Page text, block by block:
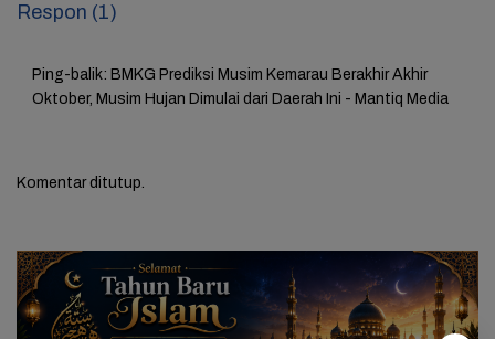
Respon (1)
Ping-balik: BMKG Prediksi Musim Kemarau Berakhir Akhir
Oktober, Musim Hujan Dimulai dari Daerah Ini - Mantiq Media
Komentar ditutup.